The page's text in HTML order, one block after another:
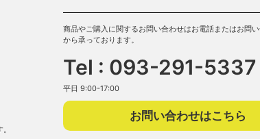
商品やご購入に関するお問い合わせはお電話またはお問
から承っております。
Tel : 093-291-5337
平日 9:00-17:00
お問い合わせはこちら